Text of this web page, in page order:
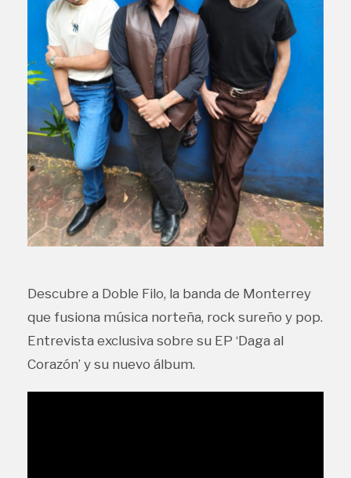
Descubre a Doble Filo, la banda de Monterrey
que fusiona música norteña, rock sureño y pop.
Entrevista exclusiva sobre su EP ‘Daga al
Corazón’ y su nuevo álbum.